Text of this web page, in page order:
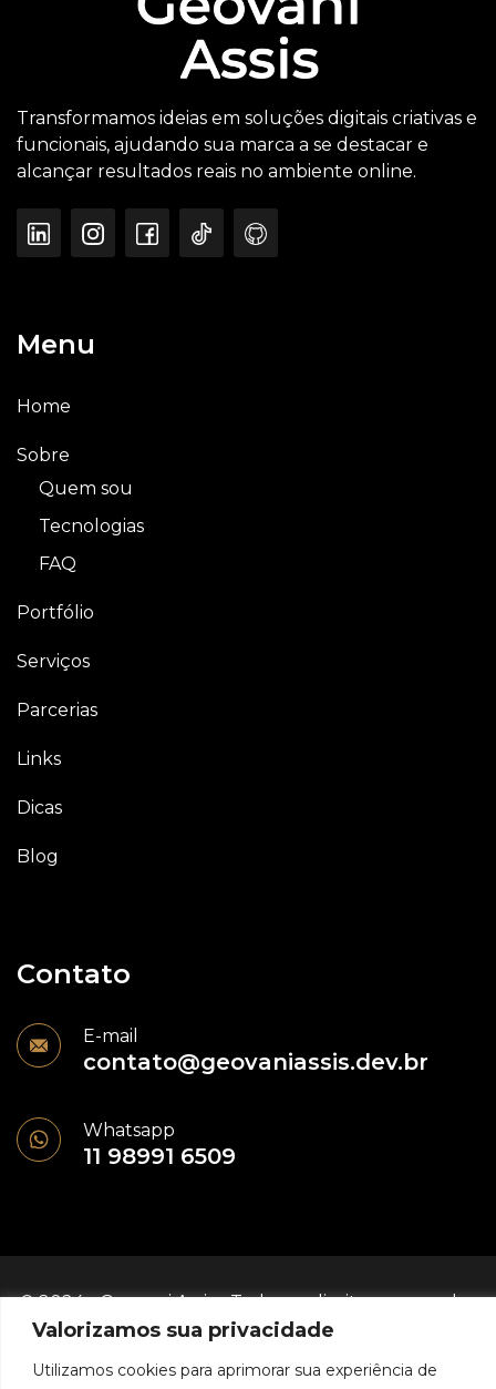
Valorizamos sua privacidade
Utilizamos cookies para aprimorar sua experiência de
Transformamos ideias em soluções digitais criativas e
funcionais, ajudando sua marca a se destacar e
alcançar resultados reais no ambiente online.
Menu
Home
Sobre
Quem sou
Tecnologias
FAQ
Portfólio
Serviços
Parcerias
Links
Dicas
Blog
Contato
E-mail
contato@geovaniassis.dev.br
Whatsapp
11 98991 6509
© 2024 - Geovani Assis - Todos os direitos reservados
Política de Privacidade